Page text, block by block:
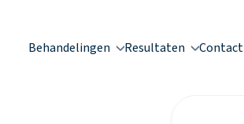
Behandelingen Resultaten Contact